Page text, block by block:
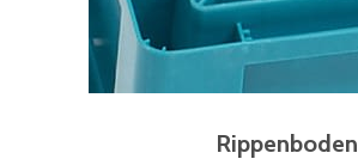
Rippenboden